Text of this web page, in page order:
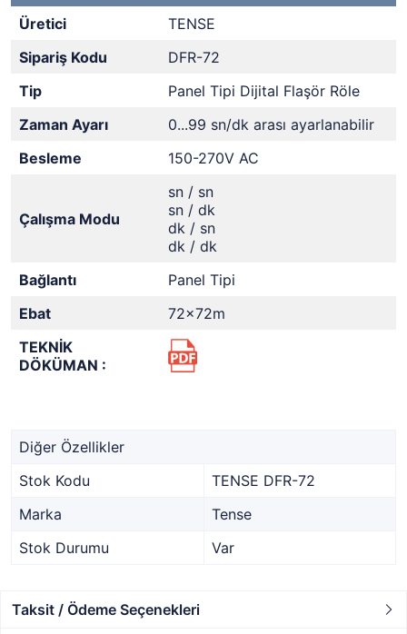
Üretici
TENSE
Sipariş Kodu
DFR-72
Tip
Panel Tipi Dijital Flaşör Röle
Zaman Ayarı
0...99 sn/dk arası ayarlanabilir
Besleme
150-270V AC
Çalışma Modu
sn / sn
sn / dk
dk / sn
dk / dk
Bağlantı
Panel Tipi
Ebat
72x72m
TEKNİK
DÖKÜMAN :
Diğer Özellikler
Stok Kodu
TENSE DFR-72
Marka
Tense
Stok Durumu
Var
Taksit / Ödeme Seçenekleri